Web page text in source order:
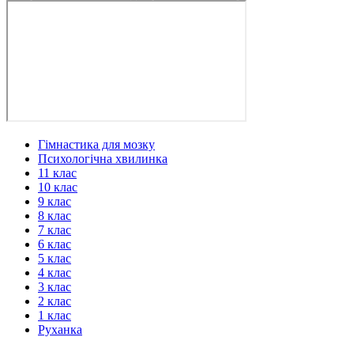
Гімнастика для мозку
Психологічна хвилинка
11 клас
10 клас
9 клас
8 клас
7 клас
6 клас
5 клас
4 клас
3 клас
2 клас
1 клас
Руханка